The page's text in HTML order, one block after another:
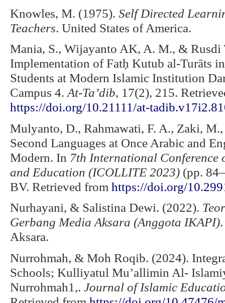
Knowles, M. (1975). Self Directed
Teachers. United States of America.
Mania, S., Wijayanto AK, A. M., & Rusdi
Implementation of Fatḥ Kutub al-Turāts
Students at Modern Islamic Institution
Campus 4. At-Ta’dib, 17(2), 215.
https://doi.org/10.21111/at-
Mulyanto, D., Rahmawati, F. A., Zaki,
Second Languages at Once Arabic and
Modern. In 7th International Conference
and Education (ICOLLITE 2023) (pp.
BV. Retrieved from https://doi.org/
Nurhayani, & Salistina Dewi. (2022).
Gerbang Media Aksara (Anggota IKAPI)
Aksara.
Nurrohmah, & Moh Roqib. (2024).
Schools; Kulliyatul Mu’allimin Al-
Nurrohmah1,. Journal of Islamic